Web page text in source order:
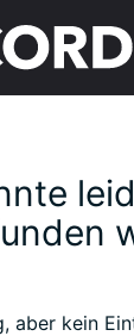
aber kein